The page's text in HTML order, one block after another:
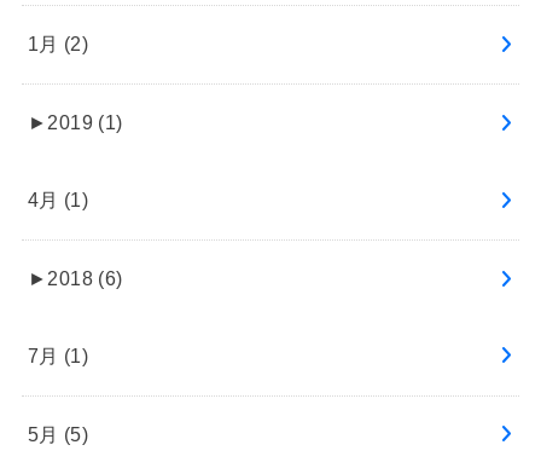
1月 (2)
► 2019 (1)
4月 (1)
► 2018 (6)
7月 (1)
5月 (5)